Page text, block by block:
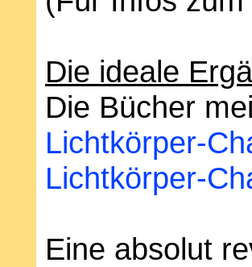
Die ideale
Die Bücher
Lichtkörper-
Lichtkörper-
Eine absolut